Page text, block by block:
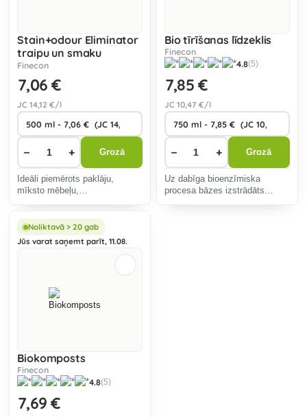
Stain+odour Eliminator
traipu un smaku
likvidētājs suņiem un
kaķiem
Finecon
7,06 €
JC14,12 €/l
− + Grozā
Ideāli piemērots paklāju,
mīksto mēbeļu,
tīrīšanai no dažāda veida
traipiem un smakām.
Bio tīrīšanas līdzeklis
Finecon
4.8(5)
7,85 €
JC 10,47 €/l
− + Grozā
Uz dabīga bioenzīmiska
procesa bāzes izstrādāts
Noliktavā > 20 gab
Jūs varat saņemt parīt, 11.08.
Biokomposts
Finecon
4.8(5)
7,69 €